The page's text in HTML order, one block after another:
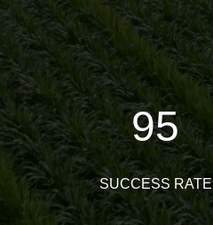
SUCCESS RATE
95